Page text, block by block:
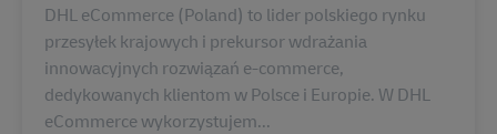
DHL eCommerce (Poland) to lider polskiego rynku
przesyłek krajowych i prekursor wdrażania
innowacyjnych rozwiązań e-commerce,
dedykowanych klientom w Polsce i Europie. W DHL
eCommerce wykorzystujem...